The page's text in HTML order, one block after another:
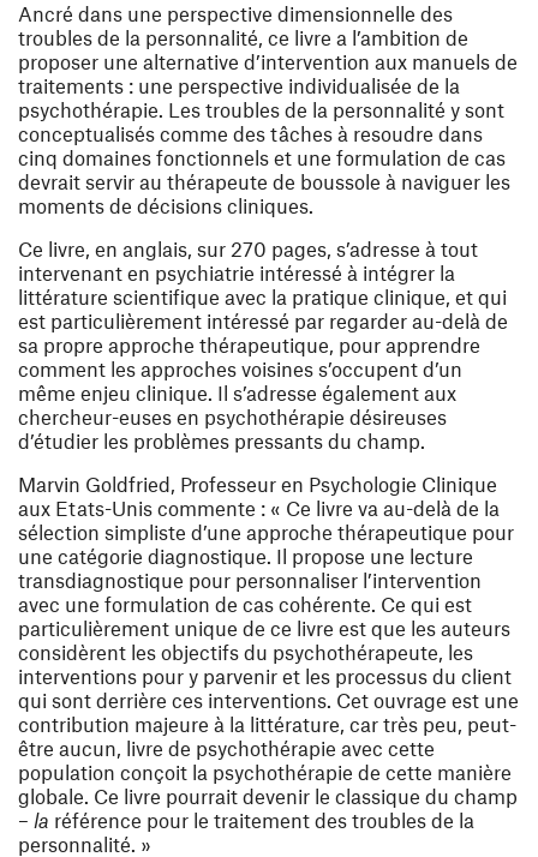
Ancré dans une perspective dimensionnelle des
troubles de la personnalité, ce livre a l’ambition de
proposer une alternative d’intervention aux manuels de
traitements : une perspective individualisée de la
psychothérapie. Les troubles de la personnalité y sont
conceptualisés comme des tâches à resoudre dans
cinq domaines fonctionnels et une formulation de cas
devrait servir au thérapeute de boussole à naviguer les
moments de décisions cliniques.
Ce livre, en anglais, sur 270 pages, s’adresse à tout
intervenant en psychiatrie intéressé à intégrer la
littérature scientifique avec la pratique clinique, et qui
est particulièrement intéressé par regarder au-delà de
sa propre approche thérapeutique, pour apprendre
comment les approches voisines s’occupent d’un
même enjeu clinique. Il s’adresse également aux
chercheur-euses en psychothérapie désireuses
d’étudier les problèmes pressants du champ.
Marvin Goldfried, Professeur en Psychologie Clinique
aux Etats-Unis commente : « Ce livre va au-delà de la
sélection simpliste d’une approche thérapeutique pour
une catégorie diagnostique. Il propose une lecture
transdiagnostique pour personnaliser l’intervention
avec une formulation de cas cohérente. Ce qui est
particulièrement unique de ce livre est que les auteurs
considèrent les objectifs du psychothérapeute, les
interventions pour y parvenir et les processus du client
qui sont derrière ces interventions. Cet ouvrage est une
contribution majeure à la littérature, car très peu, peut-
être aucun, livre de psychothérapie avec cette
population conçoit la psychothérapie de cette manière
globale. Ce livre pourrait devenir le classique du champ
– la référence pour le traitement des troubles de la
personnalité. »